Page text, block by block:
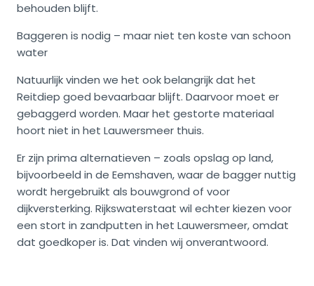
behouden blijft.
Baggeren is nodig – maar niet ten koste van schoon
water
Natuurlijk vinden we het ook belangrijk dat het
Reitdiep goed bevaarbaar blijft. Daarvoor moet er
gebaggerd worden. Maar het gestorte materiaal
hoort niet in het Lauwersmeer thuis.
Er zijn prima alternatieven – zoals opslag op land,
bijvoorbeeld in de Eemshaven, waar de bagger nuttig
wordt hergebruikt als bouwgrond of voor
dijkversterking. Rijkswaterstaat wil echter kiezen voor
een stort in zandputten in het Lauwersmeer, omdat
dat goedkoper is. Dat vinden wij onverantwoord.